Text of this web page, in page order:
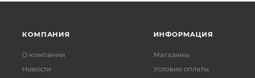
КОМПАНИЯ
О компании
Новости
ИНФОРМАЦИЯ
Магазины
Условия оплаты